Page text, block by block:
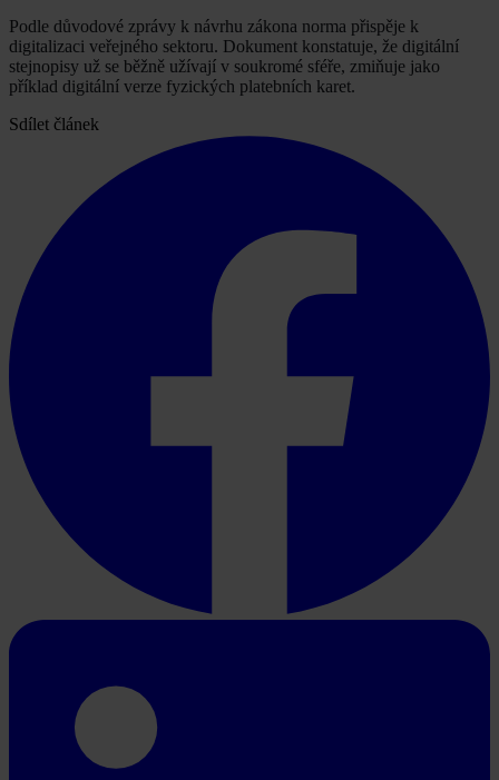
Podle důvodové zprávy k návrhu zákona norma přispěje k
digitalizaci veřejného sektoru. Dokument konstatuje, že digitální
stejnopisy už se běžně užívají v soukromé sféře, zmiňuje jako
příklad digitální verze fyzických platebních karet.
Sdílet článek